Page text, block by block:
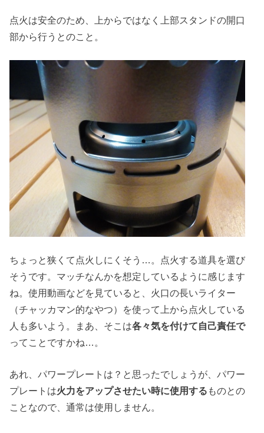
点火は安全のため、上からではなく上部スタンドの開口
部から行うとのこと。
ちょっと狭くて点火しにくそう…。点火する道具を選び
そうです。マッチなんかを想定しているように感じます
ね。使用動画などを見ていると、火口の長いライター
（チャッカマン的なやつ）を使って上から点火している
人も多いよう。まあ、そこは各々気を付けて自己責任で
ってことですかね…。
あれ、パワープレートは？と思ったでしょうが、パワー
プレートは火力をアップさせたい時に使用する ものとの
ことなので、通常は使用しません。